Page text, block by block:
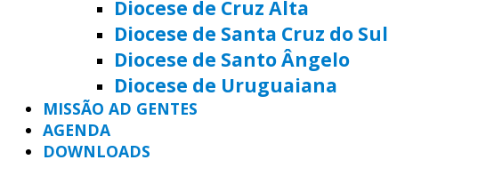
Diocese de Cruz Alta
Diocese de Santa Cruz do Sul
Diocese de Santo Ângelo
Diocese de Uruguaiana
MISSÃO AD GENTES
AGENDA
DOWNLOADS